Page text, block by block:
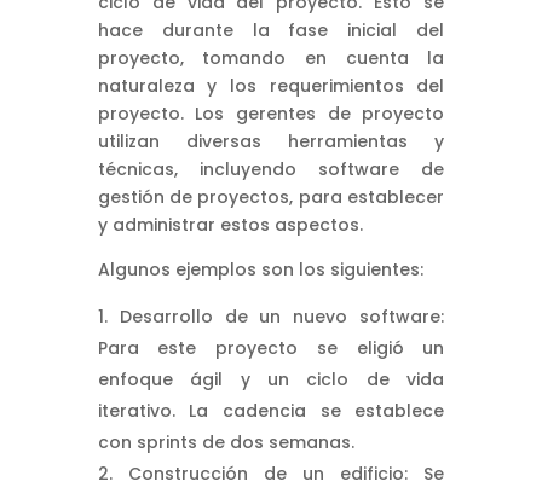
hace durante la fase inicial del
proyecto, tomando en cuenta la
naturaleza y los requerimientos del
proyecto. Los gerentes de proyecto
utilizan diversas herramientas y
técnicas, incluyendo software de
gestión de proyectos, para establecer
y administrar estos aspectos.
Algunos ejemplos son los siguientes:
Desarrollo de un nuevo software:
Para este proyecto se eligió un
enfoque ágil y un ciclo de vida
iterativo. La cadencia se establece
con sprints de dos semanas.
Construcción de un edificio: Se